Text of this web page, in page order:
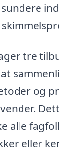
tre
og
alle
eller